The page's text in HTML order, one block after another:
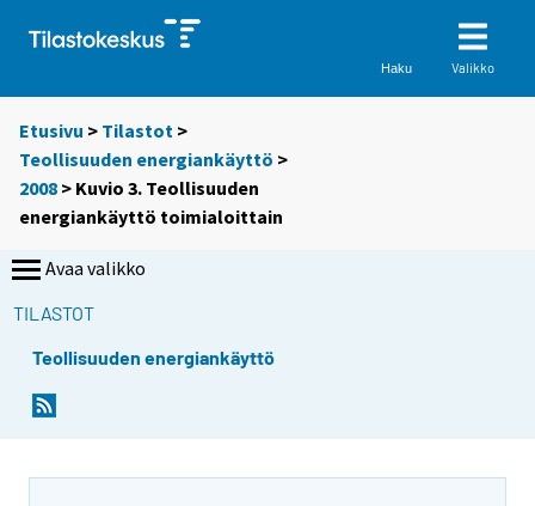
Haku Valikko
Etusivu > Tilastot >
Teollisuuden energiankäyttö >
2008 > Kuvio 3. Teollisuuden
energiankäyttö toimialoittain
Avaa valikko
TILASTOT
Teollisuuden energiankäyttö